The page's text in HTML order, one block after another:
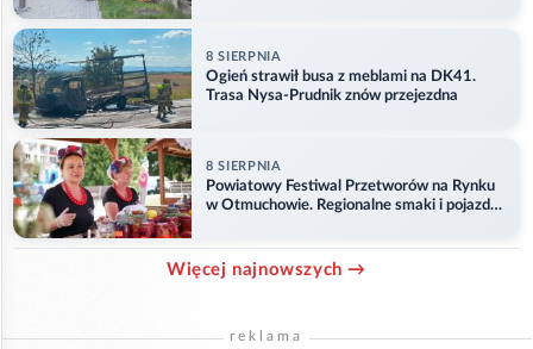
8 SIERPNIA
Ogień strawił busa z meblami na DK41.
Trasa Nysa-Prudnik znów przejezdna
8 SIERPNIA
Powiatowy Festiwal Przetworów na Rynku
w Otmuchowie. Regionalne smaki i pojazdy
Więcej najnowszych →
reklama